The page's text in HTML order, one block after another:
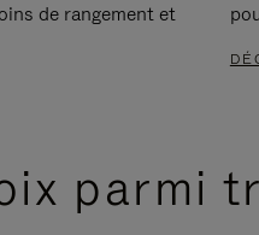
de rangement et
parmi